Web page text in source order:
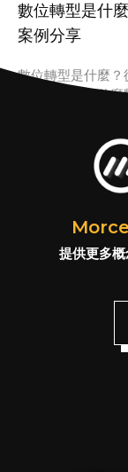
數位轉型是什
案例分享
數位轉型是什麼
看數位轉型為什
提供更多